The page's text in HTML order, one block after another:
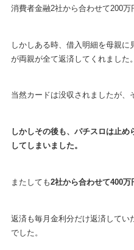
消費者金融2社から合わせて200万
しかしある時、借入明細を母親
が両親が全て返済してくれました。
当然カードは没収されましたが、
しかしその後も、パチスロは止
してしまいました。
またしても2社から合わせて400万
返済も毎月金利分だけ返済してい
でした。